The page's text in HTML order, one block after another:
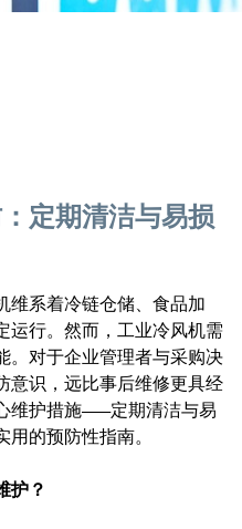
定期清洁与易损
维系着冷链仓储、食品加
运行。然而，工业冷风机需
。对于企业管理者与采购决
意识，远比事后维修更具经
维护措施——定期清洁与易
的预防性指南。
护？